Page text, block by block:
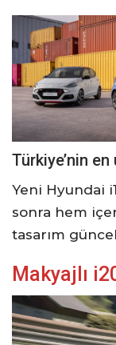
Türkiye’nin
Yeni Hyundai
sonra hem
tasarım
Makyajlı